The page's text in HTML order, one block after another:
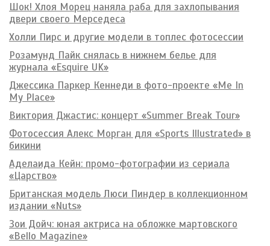
Шок! Хлоя Морец наняла раба для захлопывания
двери своего Мерседеса
Холли Пирс и другие модели в топлес фотосессии
Розамунд Пайк снялась в нижнем белье для
журнала «Esquire UK»
Джессика Паркер Кеннеди в фото-проекте «Me In
My Place»
Виктория Джастис: концерт «Summer Break Tour»
Фотосессия Алекс Морган для «Sports Illustrated» в
бикини
Аделаида Кейн: промо-фотографии из сериала
«Царство»
Британская модель Люси Пиндер в коллекционном
издании «Nuts»
Зои Дойч: юная актриса на обложке мартовского
«Bello Magazine»